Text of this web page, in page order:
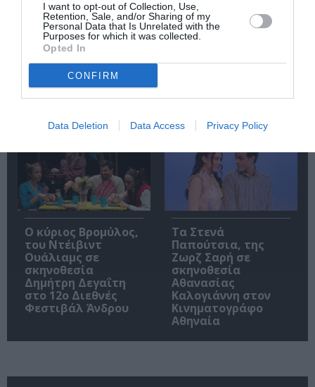
I want to opt-out of Collection, Use,
Retention, Sale, and/or Sharing of my
Personal Data that Is Unrelated with the
Purposes for which it was collected.
Opted In
CONFIRM
Data Deletion Data Access Privacy Policy
Πολυάννα Το
παιχνίδι της χαράς,
της Κάρμεν
Ρουγγέρη στο 55ο
Φεστιβάλ Ολύμπου
Cinema – Αύγουστος
O κύριος Βρομύλος,
του Ντέιβιντ
Ουάλιαμς σε
σκηνοθεσία
Δημήτρη Δεγαΐτη
στο 12ο Διεθνές
Φεστιβάλ Άνδρου
Τα Στενά
Παπούτσια, της
Ζωρζ Σαρή σε
σκηνοθεσία
Αθανασίας
Καλογιάννη στον
Κινηματογράφο
Αθηναία